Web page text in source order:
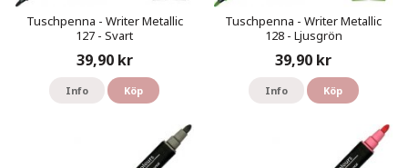
Tuschpenna - Writer Metallic
127 - Svart
39,90 kr
Info Köp
Tuschpenna - Writer Metallic
128 - Ljusgrön
39,90 kr
Info Köp